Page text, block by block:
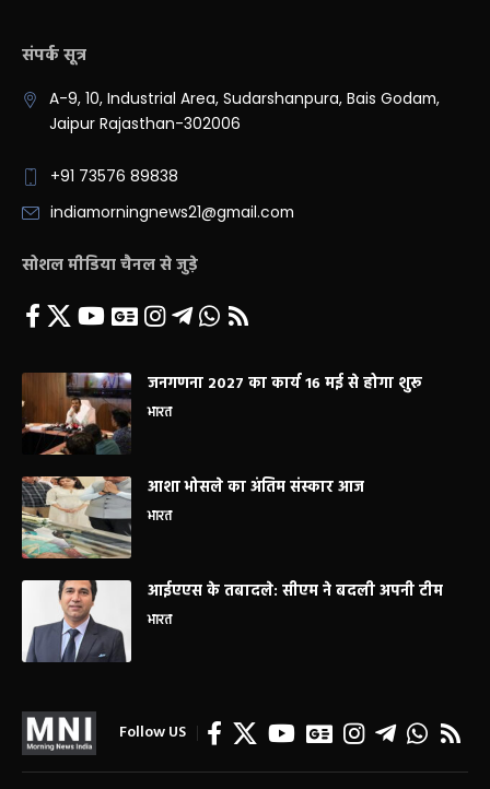
संपर्क सूत्र
A-9, 10, Industrial Area, Sudarshanpura, Bais Godam,
Jaipur Rajasthan-302006
+91 73576 89838
indiamorningnews21@gmail.com
सोशल मीडिया चैनल से जुड़े
जनगणना 2027 का कार्य 16 मई से होगा शुरू
भारत
आशा भोसले का अंतिम संस्कार आज
भारत
आईएएस के तबादले: सीएम ने बदली अपनी टीम
भारत
Follow US